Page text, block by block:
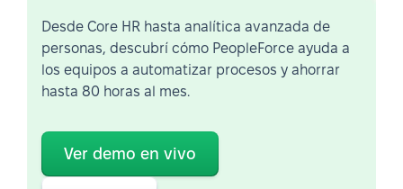
Desde Core HR hasta analítica avanzada de
personas, descubrí cómo PeopleForce ayuda a
los equipos a automatizar procesos y ahorrar
hasta 80 horas al mes.
Ver demo en vivo